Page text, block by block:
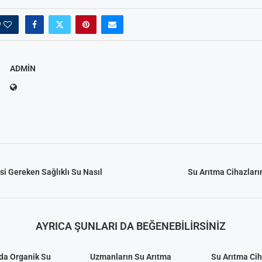
ADMIN
Gereken Sağlıklı Su Nasıl Su Arıtma
AYRICA ŞUNLARI DA BEĞENEBILIRSINIZ
Organik Su Uzmanların Su Arıtma Su Arıtma